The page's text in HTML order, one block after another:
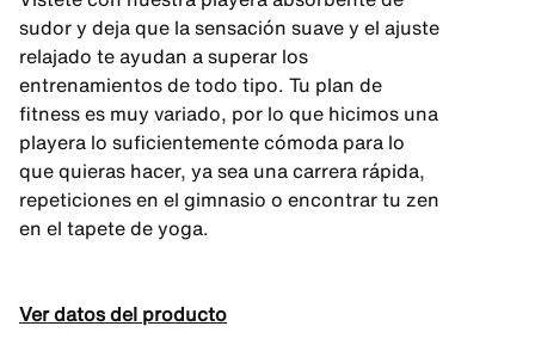
sudor y deja que la sensación suave y el ajuste
relajado te ayudan a superar los
entrenamientos de todo tipo. Tu plan de
fitness es muy variado, por lo que hicimos una
playera lo suficientemente cómoda para lo
que quieras hacer, ya sea una carrera rápida,
repeticiones en el gimnasio o encontrar tu zen
en el tapete de yoga.
Ver datos del producto